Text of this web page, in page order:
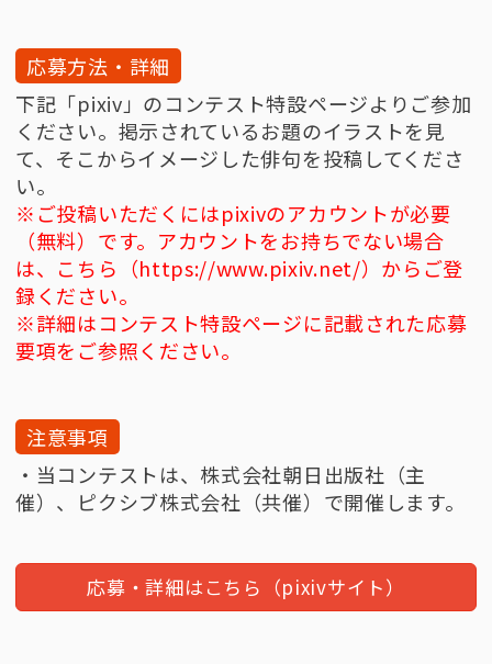
応募方法・詳細
下記「pixiv」のコンテスト特設ページよりご参加
ください。掲示されているお題のイラストを見
て、そこからイメージした俳句を投稿してくださ
い。
※ご投稿いただくにはpixivのアカウントが必要
（無料）です。アカウントをお持ちでない場合
は、こちら（https://www.pixiv.net/）からご登
録ください。
※詳細はコンテスト特設ページに記載された応募
要項をご参照ください。
注意事項
・当コンテストは、株式会社朝日出版社（主
催）、ピクシブ株式会社（共催）で開催します。
応募・詳細はこちら（pixivサイト）